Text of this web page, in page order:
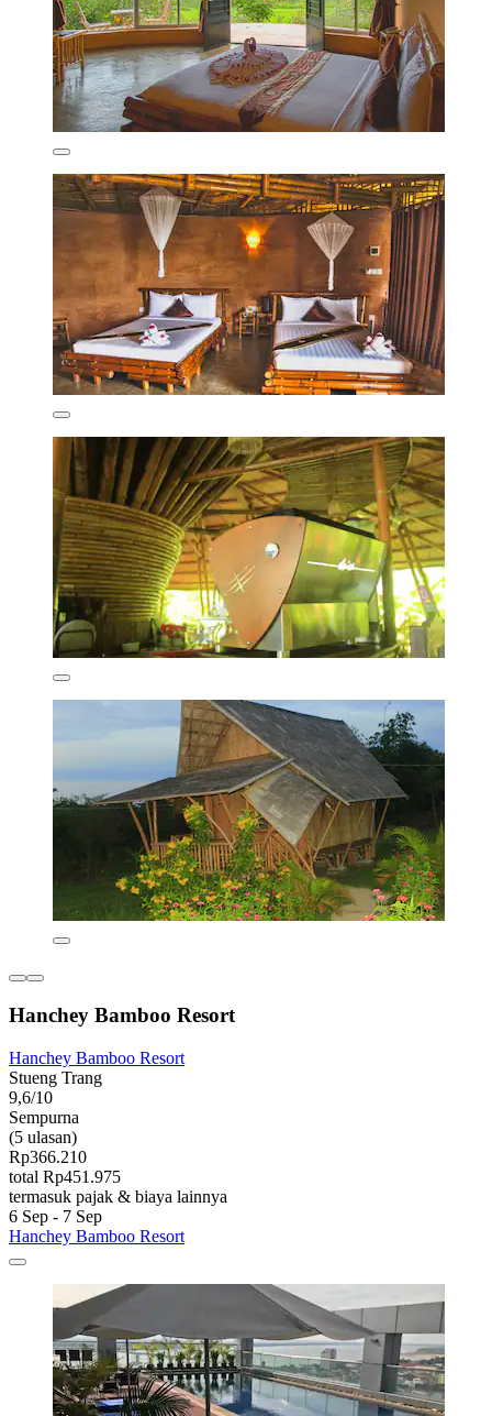
Hanchey Bamboo Resort
Hanchey Bamboo Resort
Stueng Trang
9,6/10
Sempurna
(5 ulasan)
Rp366.210
total Rp451.975
termasuk pajak & biaya lainnya
6 Sep - 7 Sep
Hanchey Bamboo Resort